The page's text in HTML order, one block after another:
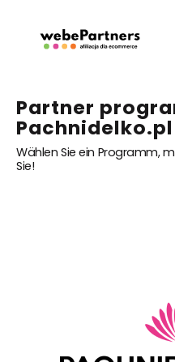
Partner
Pachnidelko.pl
Wählen Sie ein Programm,
Sie!